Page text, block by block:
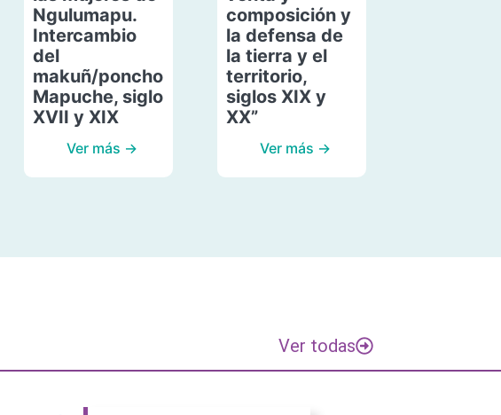
Ngulumapu.
Intercambio
del
makuñ/poncho
Mapuche, siglo
XVII y XIX
Ver más →
composición y
la defensa de
la tierra y el
territorio,
siglos XIX y
XX”
Ver más →
Ver todas